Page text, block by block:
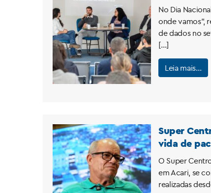
No Dia
onde vamos”,
de dados no
[…]
Leia mais…
Super
vida de
O Super
em Acari, se
realizadas